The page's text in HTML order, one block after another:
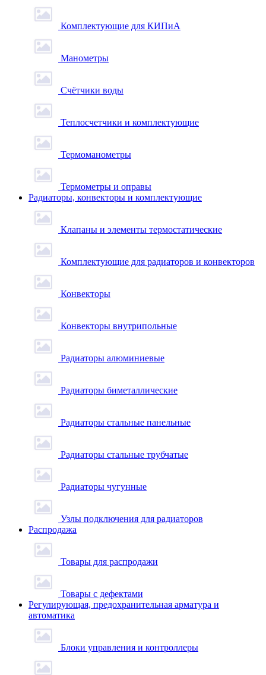
Комплектующие для КИПиА
Манометры
Счётчики воды
Теплосчетчики и комплектующие
Термоманометры
Термометры и оправы
Радиаторы, конвекторы и комплектующие
Клапаны и элементы термостатические
Комплектующие для радиаторов и конвекторов
Конвекторы
Конвекторы внутрипольные
Радиаторы алюминиевые
Радиаторы биметаллические
Радиаторы стальные панельные
Радиаторы стальные трубчатые
Радиаторы чугунные
Узлы подключения для радиаторов
Распродажа
Товары для распродажи
Товары с дефектами
Регулирующая, предохранительная арматура и
автоматика
Блоки управления и контроллеры